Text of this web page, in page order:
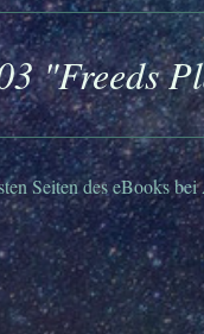
"Freeds
Seiten des eBooks bei